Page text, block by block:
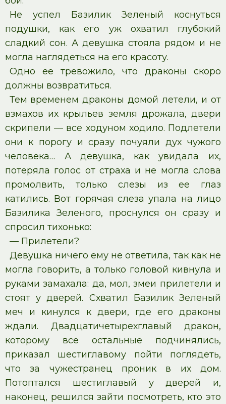
Не успел Базилик Зеленый коснуться
подушки, как его уж охватил глубокий
сладкий сон. А девушка стояла рядом и не
могла наглядеться на его красоту.
Одно ее тревожило, что драконы скоро
должны возвратиться.
Тем временем драконы домой летели, и от
взмахов их крыльев земля дрожала, двери
скрипели — все ходуном ходило. Подлетели
они к порогу и сразу почуяли дух чужого
человека… А девушка, как увидала их,
потеряла голос от страха и не могла слова
промолвить, только слезы из ее глаз
катились. Вот горячая слеза упала на лицо
Базилика Зеленого, проснулся он сразу и
спросил тихонько:
— Прилетели?
Девушка ничего ему не ответила, так как не
могла говорить, а только головой кивнула и
руками замахала: да, мол, змеи прилетели и
стоят у дверей. Схватил Базилик Зеленый
меч и кинулся к двери, где его драконы
ждали. Двадцатичетырехглавый дракон,
которому все остальные подчинялись,
приказал шестиглавому пойти поглядеть,
что за чужестранец проник в их дом.
Потоптался шестиглавый у дверей и,
наконец, решился зайти посмотреть, кто это